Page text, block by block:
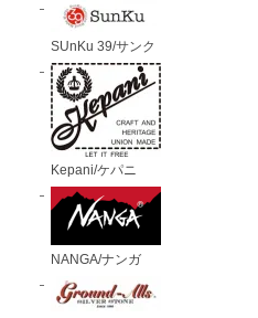
SUnKu 39/サンク
Kepani/ケパニ
NANGA/ナンガ